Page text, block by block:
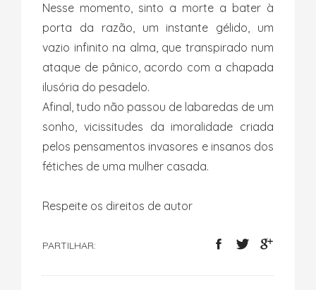
Nesse momento, sinto a morte a bater à
porta da razão, um instante gélido, um
vazio infinito na alma, que transpirado num
ataque de pânico, acordo com a chapada
ilusória do pesadelo.
Afinal, tudo não passou de labaredas de um
sonho, vicissitudes da imoralidade criada
pelos pensamentos invasores e insanos dos
fétiches de uma mulher casada.
Respeite os direitos de autor
PARTILHAR: